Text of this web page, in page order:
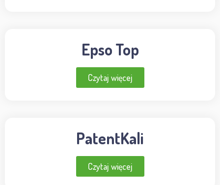
Epso Top
Czytaj więcej
PatentKali
Czytaj więcej